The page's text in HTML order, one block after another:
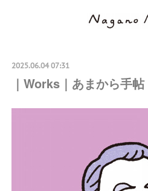
2025.06.04 07:31
｜Works｜あまから手